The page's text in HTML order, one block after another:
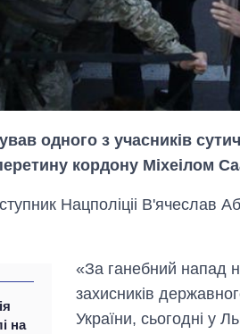
одного з учасників
кордону Міхеілом
Нацполіціі В'ячеслав
на
«За ганебний напад
захисників
України, сьогодні у